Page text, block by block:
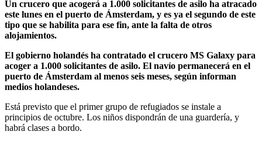
Un crucero que acogerá a 1.000 solicitantes de asilo ha atracado
este lunes en el puerto de Ámsterdam, y es ya el segundo de este
tipo que se habilita para ese fin, ante la falta de otros
alojamientos.
El gobierno holandés ha contratado el crucero MS Galaxy para
acoger a 1.000 solicitantes de asilo. El navío permanecerá en el
puerto de Ámsterdam al menos seis meses, según informan
medios holandeses.
Está previsto que el primer grupo de refugiados se instale a
principios de octubre. Los niños dispondrán de una guardería, y
habrá clases a bordo.